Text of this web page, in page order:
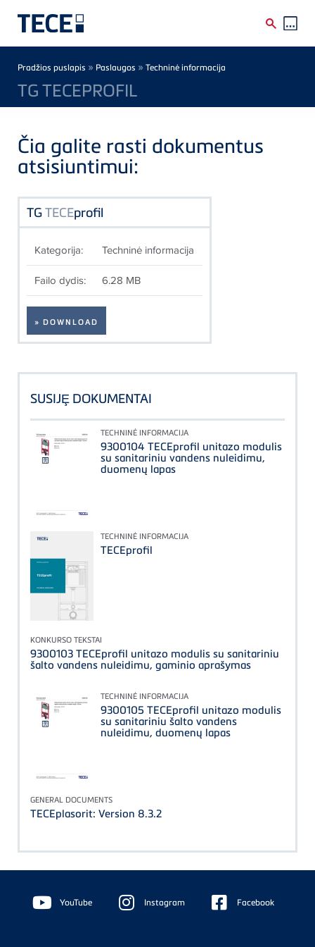
Breadcrumb
Pradžios puslapis » Paslaugos » Techninė informacija
TG TECEPROFIL
Čia galite rasti dokumentus
atsisiuntimui:
TGTECEprofil
Kategorija: Techninė informacija
Failo dydis: 6.28 MB
» DOWNLOAD
SUSIJȨ DOKUMENTAI
TECHNINĖ INFORMACIJA
9300104 TECEprofil unitazo modulis
su sanitariniu vandens nuleidimu,
duomenų lapas
TECHNINĖ INFORMACIJA
TECEprofil
KONKURSO TEKSTAI
9300103 TECEprofil unitazo modulis su sanitariniu
šalto vandens nuleidimu, gaminio aprašymas
TECHNINĖ INFORMACIJA
9300105 TECEprofil unitazo modulis
su sanitariniu šalto vandens
nuleidimu, duomenų lapas
GENERAL DOCUMENTS
TECEplasorit: Version 8.3.2
Floating
Sidebar YouTube Instagram Facebook